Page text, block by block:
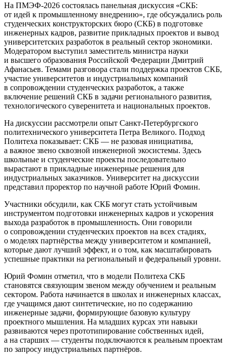
На ПМЭФ‑2026 состоялась панельная дискуссия «СКБ:
от идей к промышленному внедрению», где обсуждались роль
студенческих конструкторских бюро (СКБ) в подготовке
инженерных кадров, развитие прикладных проектов и вывод
университетских разработок в реальный сектор экономики.
Модератором выступил заместитель министра науки
и высшего образования Российской Федерации Дмитрий
Афанасьев. Темами разговора стали поддержка проектов СКБ,
участие университетов и индустриальных компаний
в сопровождении студенческих разработок, а также
включение решений СКБ в задачи регионального развития,
технологического суверенитета и национальных проектов.
На дискуссии рассмотрели опыт Санкт‑Петербургского
политехнического университета Петра Великого. Подход
Политеха показывает: СКБ — не разовая инициатива,
а важное звено сквозной инженерной экосистемы. Здесь
школьные и студенческие проекты последовательно
вырастают в прикладные инженерные решения для
индустриальных заказчиков. Университет на дискуссии
представил проректор по научной работе Юрий Фомин.
Участники обсудили, как СКБ могут стать устойчивым
инструментом подготовки инженерных кадров и ускорения
выхода разработок в промышленность. Они говорили
о сопровождении студенческих проектов на всех стадиях,
о моделях партнёрства между университетом и компанией,
которые дают лучший эффект, и о том, как масштабировать
успешные практики на региональный и федеральный уровни.
Юрий Фомин отметил, что в модели Политеха СКБ
становятся связующим звеном между обучением и реальным
сектором. Работа начинается в школах и инженерных классах,
где учащимся дают синтетические, но по содержанию
инженерные задачи, формирующие базовую культуру
проектного мышления. На младших курсах эти навыки
развиваются через прототипирование собственных идей,
а на старших — студенты подключаются к реальным проектам
по запросу индустриальных партнёров.